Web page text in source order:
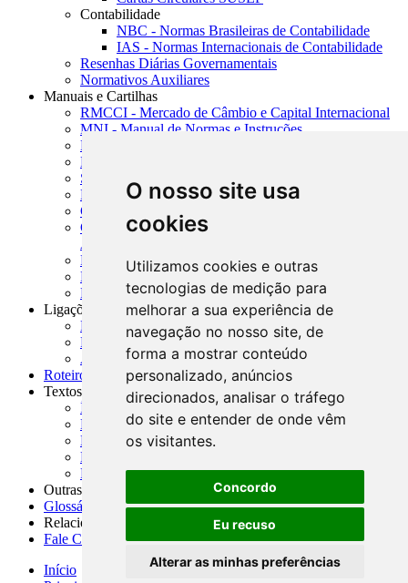
O nosso site usa
cookies
Utilizamos cookies e outras
tecnologias de medição para
melhorar a sua experiência de
navegação no nosso site, de
forma a mostrar conteúdo
personalizado, anúncios
direcionados, analisar o tráfego
do site e entender de onde vêm
os visitantes.
Concordo
Eu recuso
Alterar as minhas preferências
Contabilidade
NBC - Normas Brasileiras de Contabilidade
IAS - Normas Internacionais de Contabilidade
Resenhas Diárias Governamentais
Normativos Auxiliares
Manuais e Cartilhas
RMCCI - Mercado de Câmbio e Capital Internacional
MNI - Manual de Normas e Instruções
MTVM - Manual de Títulos e Valores Mobiliários
MCR - Manual de Crédito Rural
SISORF - Manual de Organização do SFN
MASUP - Manual de Supervisão Bancária
CADOC - Catálogo de Documentos
CNAE-CONCLA - Classificação Nacional de
Atividades Econômicas
PMF - Cartilhas do BCB
Manuais Auxiliares do BCB e Cosif-e
Resenhas Diárias Governamentais
Ligações Externas
Links Úteis
Presidência da República
Agências Nacionais Reguladoras
Roteiros para Estudos
Textos
Índice de Textos
Editorial
Monografias
Na Imprensa
Fórum de Discussão
Outras ferramentas
Glossário
Relacionamento
Fale Conosco
Início